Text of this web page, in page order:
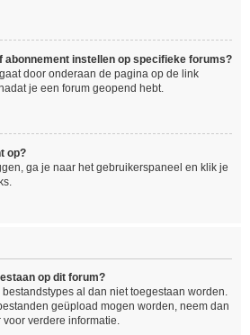
abonnement instellen op specifieke forums?
door onderaan de pagina op de link
je een forum geopend hebt.
op?
ga je naar het gebruikerspaneel en klik je
op dit forum?
al dan niet toegestaan worden.
geüpload mogen worden, neem dan
verdere informatie.